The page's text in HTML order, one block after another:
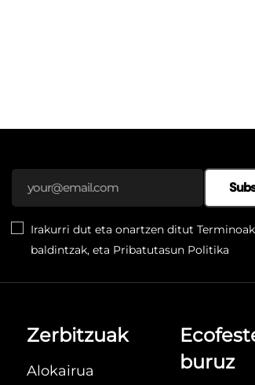
Irakurri dut eta onartzen ditut
baldintzak, eta Pribatutasun Politika
Zerbitzuak
Alokairua
buruz